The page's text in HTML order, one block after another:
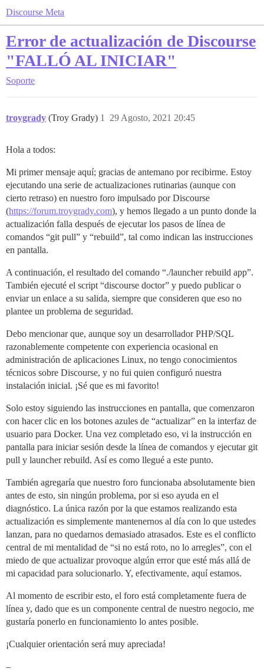
Discourse Meta
Error de actualización de Discourse
"FALLÓ AL INICIAR"
Soporte
troygrady (Troy Grady) 29 Agosto, 2021 20:45
1
Hola a todos:
Mi primer mensaje aquí; gracias de antemano por recibirme. Estoy
ejecutando una serie de actualizaciones rutinarias (aunque con
cierto retraso) en nuestro foro impulsado por Discourse
(https://forum.troygrady.com), y hemos llegado a un punto donde la
actualización falla después de ejecutar los pasos de línea de
comandos “git pull” y “rebuild”, tal como indican las instrucciones
en pantalla.
A continuación, el resultado del comando “./launcher rebuild app”.
También ejecuté el script “discourse doctor” y puedo publicar o
enviar un enlace a su salida, siempre que consideren que eso no
plantee un problema de seguridad.
Debo mencionar que, aunque soy un desarrollador PHP/SQL
razonablemente competente con experiencia ocasional en
administración de aplicaciones Linux, no tengo conocimientos
técnicos sobre Discourse, y no fui quien configuró nuestra
instalación inicial. ¡Sé que es mi favorito!
Solo estoy siguiendo las instrucciones en pantalla, que comenzaron
con hacer clic en los botones azules de “actualizar” en la interfaz de
usuario para Docker. Una vez completado eso, vi la instrucción en
pantalla para iniciar sesión desde la línea de comandos y ejecutar git
pull y launcher rebuild. Así es como llegué a este punto.
También agregaría que nuestro foro funcionaba absolutamente bien
antes de esto, sin ningún problema, por si eso ayuda en el
diagnóstico. La única razón por la que estamos realizando esta
actualización es simplemente mantenernos al día con lo que ustedes
lanzan, para no quedarnos demasiado atrasados. Este es el conflicto
central de mi mentalidad de “si no está roto, no lo arregles”, con el
miedo de que actualizar provoque algún error que esté más allá de
mi capacidad para solucionarlo. Y, efectivamente, aquí estamos.
Al momento de escribir esto, el foro está completamente fuera de
línea y, dado que es un componente central de nuestro negocio, me
gustaría ponerlo en funcionamiento lo antes posible.
¡Cualquier orientación será muy apreciada!
–